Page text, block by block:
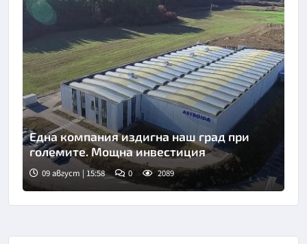
Една компания издигна наш град при
големите. Мощна инвестиция
09 август | 15:58 0 2089